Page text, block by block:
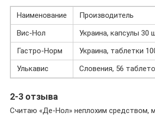
Наименование
Производитель
Вис-Нол
Украина, капсулы 30
Гастро-Норм
Украина, таблетки
Улькавис
Словения, 56
2-3 отзыва
Считаю «Де-Нол» неплохим средством,